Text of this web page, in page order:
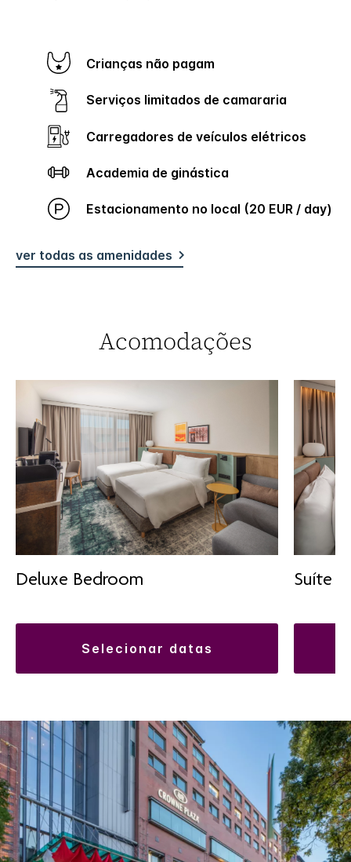
Crianças não pagam
Serviços limitados de camararia
Carregadores de veículos elétricos
Academia de ginástica
Estacionamento no local (20 EUR / day)
ver todas as amenidades
Acomodações
Deluxe Bedroom
selecionar datas
Suíte